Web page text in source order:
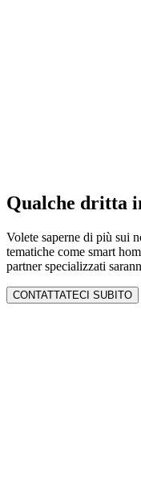
Qualche dritta
Volete saperne di più sui
tematiche come smart
partner specializzati
CONTATTATECI SUBITO